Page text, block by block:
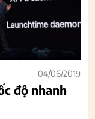
04/06/2019
độ nhanh